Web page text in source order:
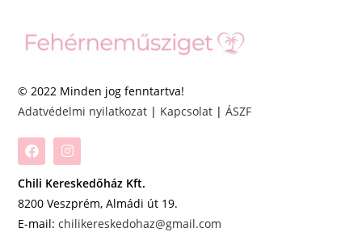
© 2022 Minden jog fenntartva!
Adatvédelmi nyilatkozat | Kapcsolat |ÁSZF
Chili Kereskedőház Kft.
8200 Veszprém, Almádi út 19.
E-mail:chilikereskedohaz@gmail.com